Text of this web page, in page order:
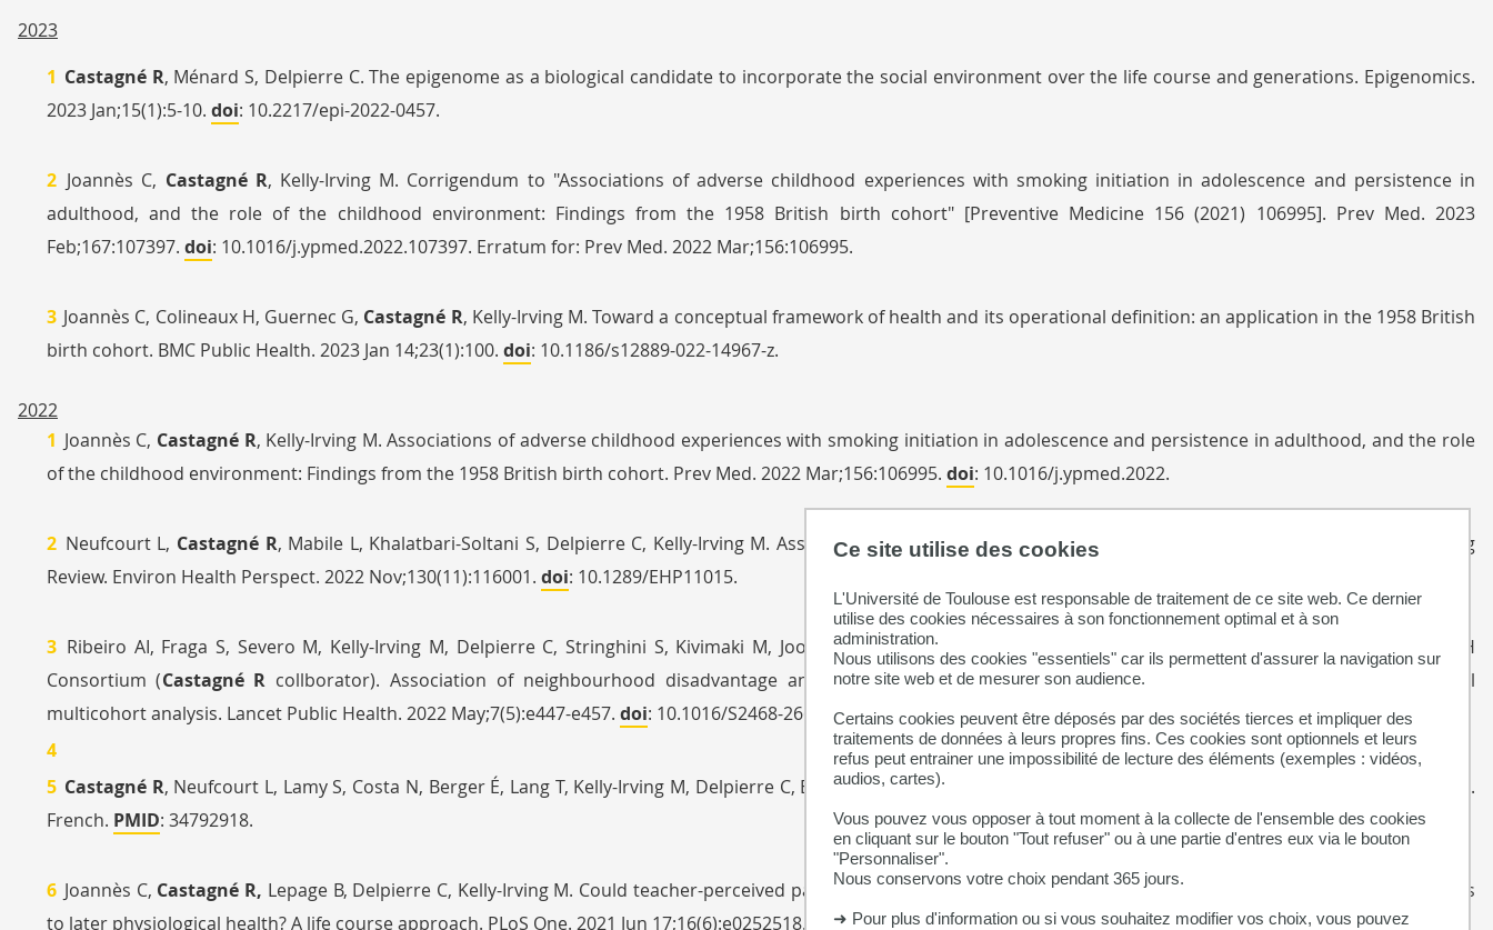
Ce site utilise des cookies
L'Université de Toulouse est responsable de traitement de ce site web. Ce dernier
utilise des cookies nécessaires à son fonctionnement optimal et à son
administration.
Nous utilisons des cookies "essentiels" car ils permettent d'assurer la navigation sur
notre site web et de mesurer son audience.
Certains cookies peuvent être déposés par des sociétés tierces et impliquer des
traitements de données à leurs propres fins. Ces cookies sont optionnels et leurs
refus peut entrainer une impossibilité de lecture des éléments (exemples : vidéos,
audios, cartes).
Vous pouvez vous opposer à tout moment à la collecte de l'ensemble des cookies
en cliquant sur le bouton "Tout refuser" ou à une partie d'entres eux via le bouton
"Personnaliser".
Nous conservons votre choix pendant 365 jours.
➜ Pour plus d'information ou si vous souhaitez modifier vos choix, vous pouvez
2023
Castagné R, Ménard S, Delpierre C. The epigenome as a biological candidate to incorporate the social environment over the life course and generations. Epigenomics.
2023 Jan;15(1):5-10. doi: 10.2217/epi-2022-0457.
Joannès C, Castagné R, Kelly-Irving M. Corrigendum to "Associations of adverse childhood experiences with smoking initiation in adolescence and persistence in
adulthood, and the role of the childhood environment: Findings from the 1958 British birth cohort" [Preventive Medicine 156 (2021) 106995]. Prev Med. 2023
Feb;167:107397. doi: 10.1016/j.ypmed.2022.107397. Erratum for: Prev Med. 2022 Mar;156:106995.
Joannès C, Colineaux H, Guernec G, Castagné R, Kelly-Irving M. Toward a conceptual framework of health and its operational definition: an application in the 1958 British
birth cohort. BMC Public Health. 2023 Jan 14;23(1):100. doi: 10.1186/s12889-022-14967-z.
2022
Joannès C, Castagné R, Kelly-Irving M. Associations of adverse childhood experiences with smoking initiation in adolescence and persistence in adulthood, and the role
of the childhood environment: Findings from the 1958 British birth cohort. Prev Med. 2022 Mar;156:106995. doi: 10.1016/j.ypmed.2022.
Neufcourt L, Castagné R, Mabile L, Khalatbari-Soltani S, Delpierre C, Kelly-Irving M. Assessing How Social Exposures Are Integrated in Exposome Research: A Scoping
Review. Environ Health Perspect. 2022 Nov;130(11):116001. doi: 10.1289/EHP11015.
Ribeiro AI, Fraga S, Severo M, Kelly-Irving M, Delpierre C, Stringhini S, Kivimaki M, Joost S, Guessous I, Severi G, Giles G, Sacerdote C, Vineis P, Barros H; LIFEPATH
Consortium (Castagné R collborator). Association of neighbourhood disadvantage and individual socioeconomic position with all-cause mortality: a longitudinal
multicohort analysis. Lancet Public Health. 2022 May;7(5):e447-e457. doi: 10.1016/S2468-2667(22)00036-6.
Castagné R, Neufcourt L, Lamy S, Costa N, Berger É, Lang T, Kelly-Irving M, Delpierre C, Equity É. Les discriminations [Discriminations]. Rev Prat. 2021 Sep;71(7):774-780.
French. PMID: 34792918.
Joannès C, Castagné R, Lepage B, Delpierre C, Kelly-Irving M. Could teacher-perceived parental interest be an important factor in understanding how education relates
to later physiological health? A life course approach. PLoS One. 2021 Jun 17;16(6):e0252518.
doi: 10.1371/journal.pone.0252